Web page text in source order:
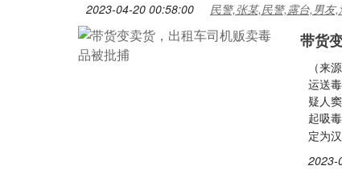
2023-04-20 00:58:00 民警,张某,民警,露台,男友,
带货
（来
运送
疑人
起吸
定为
2023-